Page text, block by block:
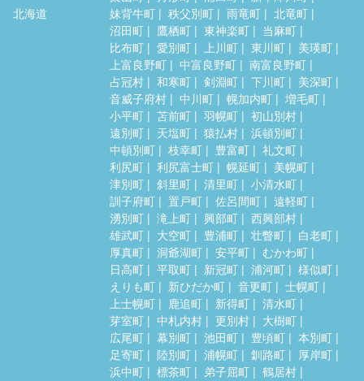
北海道
妹背牛町
秩父別町 雨竜町
北竜町
沼田町
鷹栖町 東神楽町
当麻町
比布町
愛別町 上川町 東川町
美瑛町
上富良野町
中富良野町
南富良野町
占冠村
和寒町 剣淵町 下川町
美深町
音威子府村
中川町 幌加内町
増毛町
小平町
苫前町 羽幌町
初山別村
遠別町
天塩町 猿払村
浜頓別町
中頓別町
枝幸町 豊富町
礼文町
利尻町
利尻富士町 幌延町
美幌町
津別町
斜里町 清里町
小清水町
訓子府町
置戸町 佐呂間町
遠軽町
湧別町
滝上町 興部町
西興部村
雄武町
大空町 豊浦町 壮瞥町
白老町
厚真町
洞爺湖町 安平町
むかわ町
日高町
平取町 新冠町 浦河町
様似町
えりも町
新ひだか町 音更町
士幌町
上士幌町
鹿追町 新得町
清水町
芽室町
中札内村 更別村
大樹町
広尾町
幕別町 池田町 豊頃町
本別町
足寄町
陸別町 浦幌町 釧路町
厚岸町
浜中町
標茶町 弟子屈町
鶴居村